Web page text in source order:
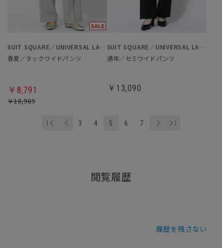
SUIT SQUARE／UNIVERSAL LANGUAGE／WHITE
春夏／タックワイドパンツ
￥8,791
￥10,989
SUIT SQUARE／UNIVERSAL LANGUAGE／WHITE
通年／セミワイドパンツ
￥13,090
3 4 5 6 7
閲覧履歴
履歴を残さない